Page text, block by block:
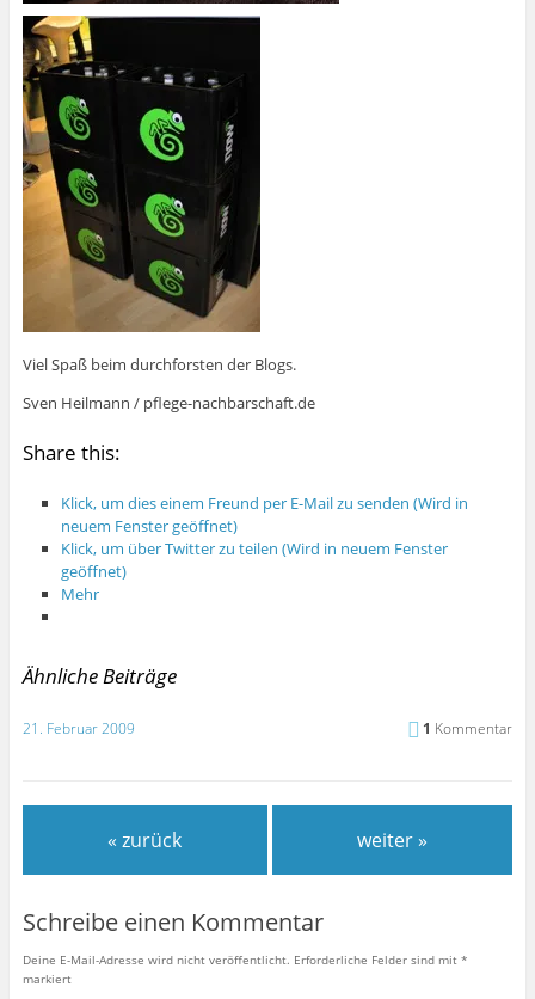
Viel Spaß beim durchforsten der Blogs.
Sven Heilmann / pflege-nachbarschaft.de
Share this:
Klick, um dies einem Freund per E-Mail zu senden (Wird in
neuem Fenster geöffnet)
Klick, um über Twitter zu teilen (Wird in neuem Fenster
geöffnet)
Mehr
Ähnliche Beiträge
21. Februar 2009 1 Kommentar
« zurück weiter »
Schreibe einen Kommentar
Deine E-Mail-Adresse wird nicht veröffentlicht. Erforderliche Felder sind mit *
markiert